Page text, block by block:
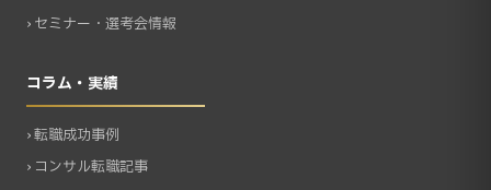
› セミナー・選考会情報
コラム・実績
› 転職成功事例
› コンサル転職記事